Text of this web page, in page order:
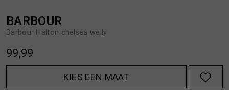
BARBOUR
Barbour Halton chelsea welly
99,99
KIES EEN MAAT